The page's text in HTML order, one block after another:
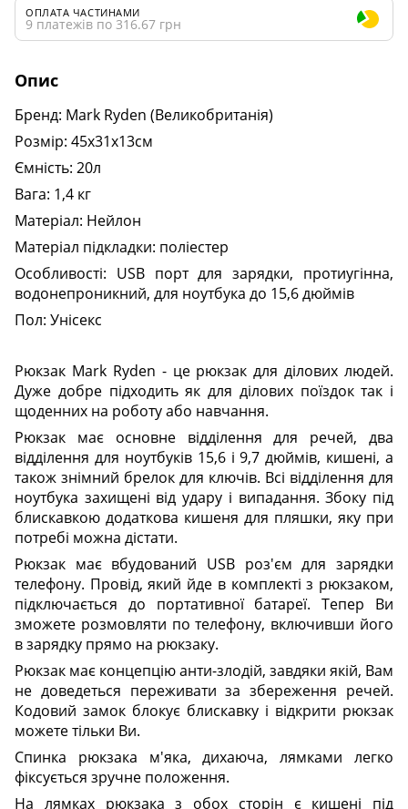
ОПЛАТА ЧАСТИНАМИ
9 платежів по 316.67 грн
Опис
Бренд: Mark Ryden (Великобританія)
Розмір: 45х31х13см
Ємність: 20л
Вага: 1,4 кг
Матеріал: Нейлон
Матеріал підкладки: поліестер
Особливості: USB порт для зарядки, протиугінна,
водонепроникний, для ноутбука до 15,6 дюймів
Пол: Унісекс
Рюкзак Mark Ryden - це рюкзак для ділових людей.
Дуже добре підходить як для ділових поїздок так і
щоденних на роботу або навчання.
Рюкзак має основне відділення для речей, два
відділення для ноутбуків 15,6 і 9,7 дюймів, кишені, а
також знімний брелок для ключів. Всі відділення для
ноутбука захищені від удару і випадання. Збоку під
блискавкою додаткова кишеня для пляшки, яку при
потребі можна дістати.
Рюкзак має вбудований USB роз'єм для зарядки
телефону. Провід, який йде в комплекті з рюкзаком,
підключається до портативної батареї. Тепер Ви
зможете розмовляти по телефону, включивши його
в зарядку прямо на рюкзаку.
Рюкзак має концепцію анти-злодій, завдяки якій, Вам
не доведеться переживати за збереження речей.
Кодовий замок блокує блискавку і відкрити рюкзак
можете тільки Ви.
Спинка рюкзака м'яка, дихаюча, лямками легко
фіксується зручне положення.
На лямках рюкзака з обох сторін є кишені під